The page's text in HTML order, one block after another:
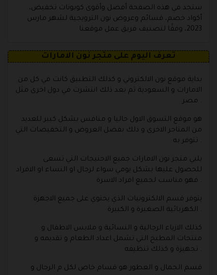
ستجد في هذه الصفحة أفضل وأقوى كوبونات تخفيض،
أكواد خصم، قسائم وعروض نون الترويجية لشهر مارس
2023، وفقًا لتصنيف فريق عمل موقعنا
تعرف اليوم على متجر نون الامارات
بداية موقع نون الالكتروني و كذلك التطبيق كانت في كل من
الامارات و السعودية ثم بعد ذلك انتشرت في دول اخرى مثل
مصر .
هو موقع التسوق الاول حاليا و منافس بشكل كبير للعديد
من المتاجر الاخرى و ذلك بفضل العروض و التخفيضات التي
تتوفر به .
يلبي متجر نون الامارات جميع الاحتيجات التي تسعى
للحصول عليها بشكل يومي سواء لرجال او النساء او الافراد
فهو مناسب لجميع افراد الاسرة .
يتوفر قسم الالكترونيات الذي يحتوي على جميع الاجهزة
الكهربائية الصغيرة و الكبيرة .
كذلك الازياء الرجالية و النسائية و ملابس الاطفال و
منتجات المطبخ التي تشمل اعداد الطعام و تقديمه و
تجهيزة و كذلك تنظيفه .
قسم الجمال و العطور هو قسام خاص لكل م الرجال و